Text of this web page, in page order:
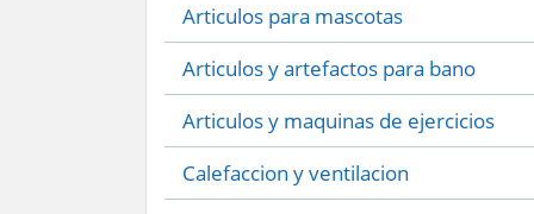
Articulos para mascotas
Articulos y artefactos para bano
Articulos y maquinas de ejercicios
Calefaccion y ventilacion